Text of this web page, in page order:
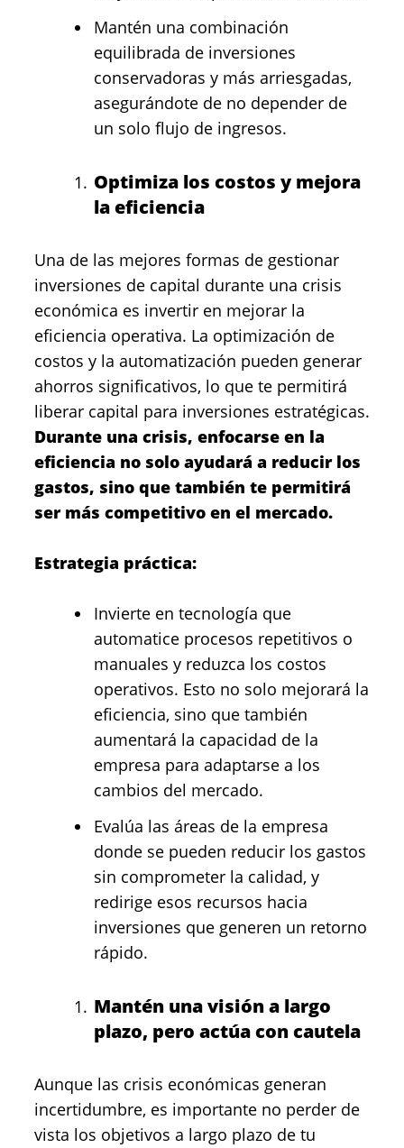
Mantén una combinación
equilibrada de inversiones
conservadoras y más arriesgadas,
asegurándote de no depender de
un solo flujo de ingresos.
Optimiza los costos y mejora
la eficiencia
Una de las mejores formas de gestionar
inversiones de capital durante una crisis
económica es invertir en mejorar la
eficiencia operativa. La optimización de
costos y la automatización pueden generar
ahorros significativos, lo que te permitirá
liberar capital para inversiones estratégicas.
Durante una crisis, enfocarse en la
eficiencia no solo ayudará a reducir los
gastos, sino que también te permitirá
ser más competitivo en el mercado.
Estrategia práctica:
Invierte en tecnología que
automatice procesos repetitivos o
manuales y reduzca los costos
operativos. Esto no solo mejorará la
eficiencia, sino que también
aumentará la capacidad de la
empresa para adaptarse a los
cambios del mercado.
Evalúa las áreas de la empresa
donde se pueden reducir los gastos
sin comprometer la calidad, y
redirige esos recursos hacia
inversiones que generen un retorno
rápido.
Mantén una visión a largo
plazo, pero actúa con cautela
Aunque las crisis económicas generan
incertidumbre, es importante no perder de
vista los objetivos a largo plazo de tu